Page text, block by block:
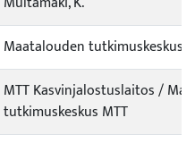
Maatalouden tutkimuskeskus
MTT Kasvinjalostuslaitos /
tutkimuskeskus MTT